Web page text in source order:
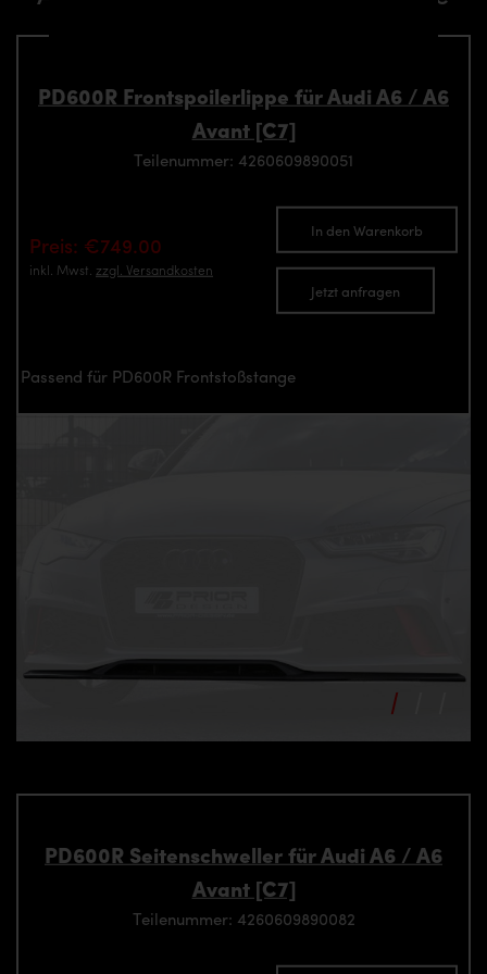
PD600R Frontspoilerlippe für Audi A6 / A6
Avant [C7]
Teilenummer: 4260609890051
Preis: €749.00
inkl. Mwst. zzgl. Versandkosten
In den Warenkorb
Jetzt anfragen
Passend für PD600R Frontstoßstange
PD600R Seitenschweller für Audi A6 / A6
Avant [C7]
Teilenummer: 4260609890082